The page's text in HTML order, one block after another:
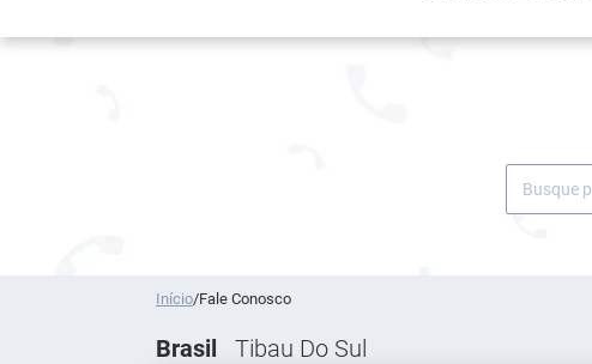
Início/Fale Conosco
Brasil Tibau Do Sul